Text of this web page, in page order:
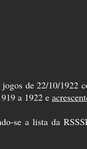
de 22/10/1922
a 1922 e
se a lista da